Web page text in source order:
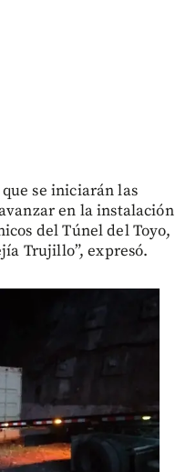
se iniciarán las
en la instalación
del Túnel del Toyo,
Trujillo”, expresó.